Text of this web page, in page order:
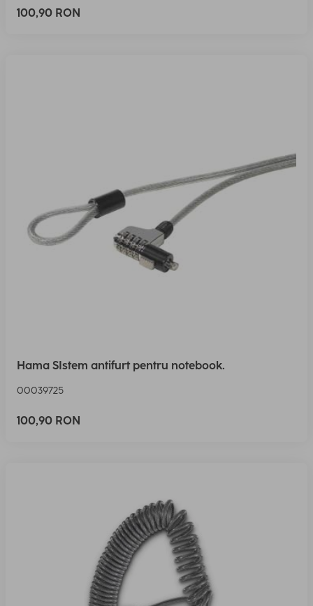
100,90 RON
Hama SIstem antifurt pentru notebook.
00039725
100,90 RON